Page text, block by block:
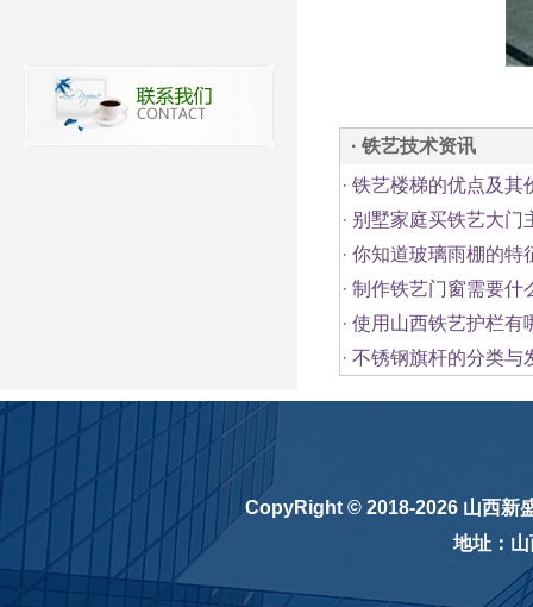
· 铁艺技术资讯
· 铁艺楼梯的优点及其
· 别墅家庭买铁艺大门
· 你知道玻璃雨棚的特
· 制作铁艺门窗需要什
· 使用山西铁艺护栏有
· 不锈钢旗杆的分类与
CopyRight © 2018-2026 山西新
地址：